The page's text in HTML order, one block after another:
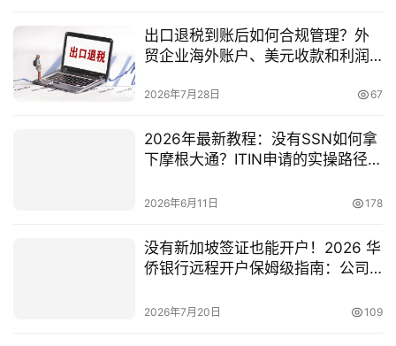
出口退税到账后如何合规管理？外
贸企业海外账户、美元收款和利润
2026年7月28日 67
2026年最新教程：没有SSN如何拿
下摩根大通？ITIN申请的实操路径与
2026年6月11日 178
没有新加坡签证也能开户！2026 华
侨银行远程开户保姆级指南：公司
2026年7月20日 109